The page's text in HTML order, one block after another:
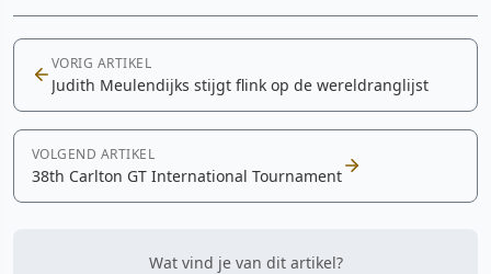
VORIG ARTIKEL
Judith Meulendijks stijgt flink op de wereldranglijst
VOLGEND ARTIKEL
38th Carlton GT International Tournament
Wat vind je van dit artikel?